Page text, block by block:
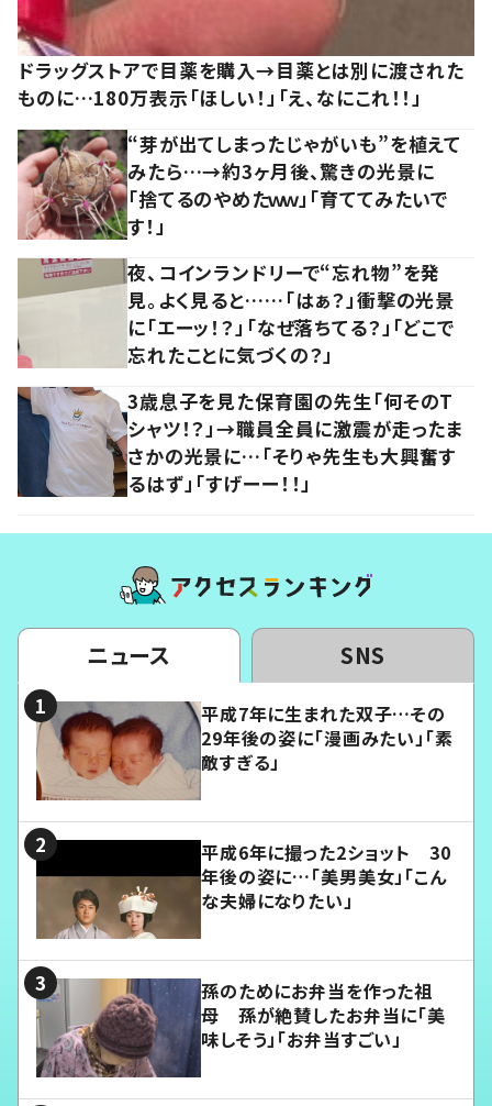
ドラッグストアで目薬を購入→目薬とは別に渡された
ものに…180万表示「ほしい！」「え、なにこれ！！」
“芽が出てしまったじゃがいも”を植えて
みたら…→約3ヶ月後、驚きの光景に
「捨てるのやめたｗｗ」「育ててみたいで
す！」
夜、コインランドリーで“忘れ物”を発
見。よく見ると……「はぁ？」衝撃の光景
に「エーッ！？」「なぜ落ちてる？」「どこで
忘れたことに気づくの？」
3歳息子を見た保育園の先生「何そのT
シャツ！？」→職員全員に激震が走ったま
さかの光景に…「そりゃ先生も大興奮す
るはず」「すげーー！！」
ニュース SNS
平成7年に生まれた双子…その
29年後の姿に「漫画みたい」「素
敵すぎる」
平成6年に撮った2ショット 30
年後の姿に…「美男美女」「こん
な夫婦になりたい」
孫のためにお弁当を作った祖
母 孫が絶賛したお弁当に「美
味しそう」「お弁当すごい」